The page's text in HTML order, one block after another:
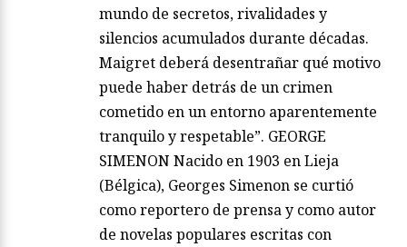
mundo de secretos, rivalidades y
silencios acumulados durante décadas.
Maigret deberá desentrañar qué motivo
puede haber detrás de un crimen
cometido en un entorno aparentemente
tranquilo y respetable”. GEORGE
SIMENON Nacido en 1903 en Lieja
(Bélgica), Georges Simenon se curtió
como reportero de prensa y como autor
de novelas populares escritas con